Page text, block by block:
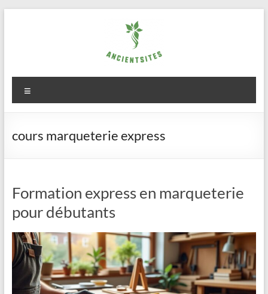
ancientsites.eu
cours marqueterie express
Formation express en marqueterie
pour débutants